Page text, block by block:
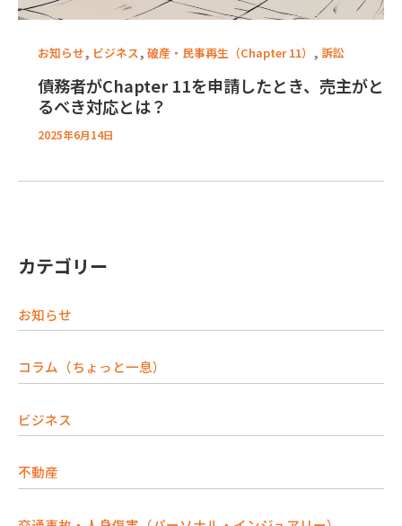
お知らせ, ビジネス, 破産・民事再生（Chapter 11） , 訴訟
債務者がChapter 11を申請したとき、売主がと
るべき対応とは？
2025年6月14日
カテゴリー
お知らせ
コラム（ちょっと一息）
ビジネス
不動産